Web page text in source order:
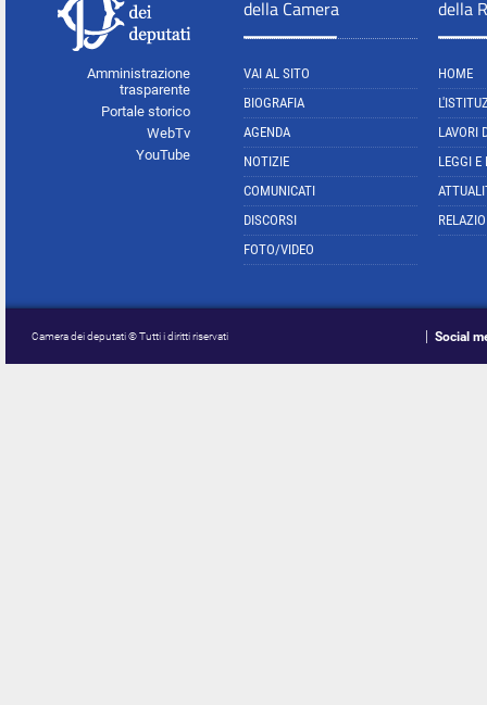
Amministrazione
trasparente
Portale storico
WebTv
YouTube
della Camera
VAI AL SITO
BIOGRAFIA
AGENDA
NOTIZIE
COMUNICATI
DISCORSI
FOTO/VIDEO
della
HOME
LAVORI
LEGGI E
Camera dei deputati © Tutti i diritti riservati Social